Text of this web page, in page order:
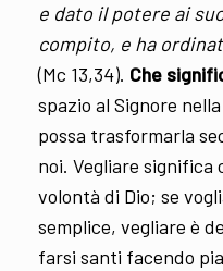
e dato il potere ai
compito, e ha
(Mc 13,34). Che
spazio al Signore
possa trasformarla
noi. Vegliare significa
volontà di Dio; se
semplice, vegliare è
farsi santi facendo